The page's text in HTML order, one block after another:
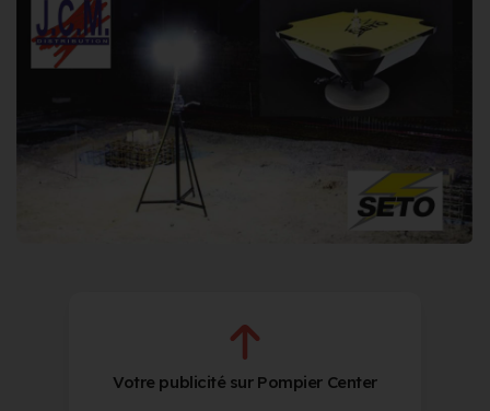
Votre publicité sur Pompier Center